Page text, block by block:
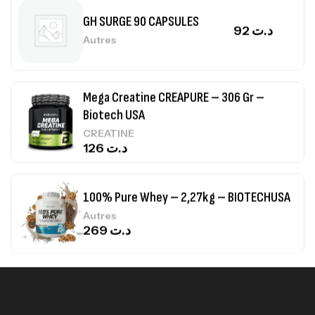
GH SURGE 90 CAPSULES
Autres
د.ت
Mega Creatine CREAPURE – 306 Gr –
Biotech USA
CREATINE
د.ت
100% Pure Whey – 2,27kg – BIOTECHUSA
Autres
د.ت